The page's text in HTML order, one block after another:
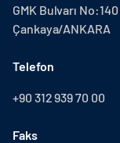
GMK Bulvarı
Çankaya/ANKARA
Telefon
+90 312 939 70 00
Faks